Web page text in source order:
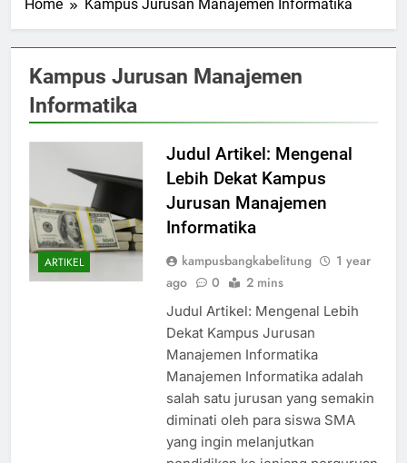
Home Kampus Jurusan Manajemen Informatika
Kampus Jurusan Manajemen
Informatika
ARTIKEL
Judul Artikel: Mengenal
Lebih Dekat Kampus
Jurusan Manajemen
Informatika
kampusbangkabelitung
1 year
ago
0 2 mins
Judul Artikel: Mengenal Lebih
Dekat Kampus Jurusan
Manajemen Informatika
Manajemen Informatika adalah
salah satu jurusan yang semakin
diminati oleh para siswa SMA
yang ingin melanjutkan